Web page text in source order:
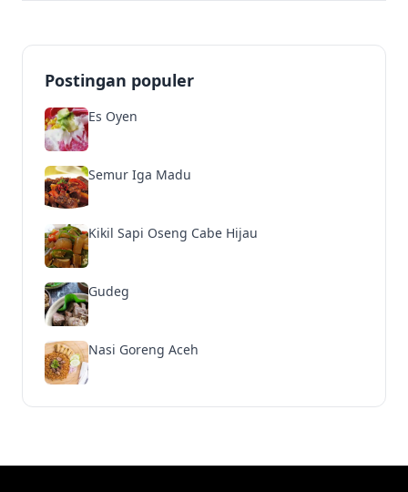
Postingan populer
Es Oyen
Semur Iga Madu
Kikil Sapi Oseng Cabe Hijau
Gudeg
Nasi Goreng Aceh